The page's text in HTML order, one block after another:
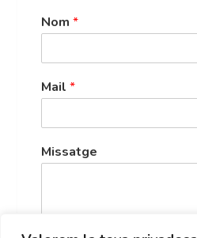
Nom*
Mail*
Missatge